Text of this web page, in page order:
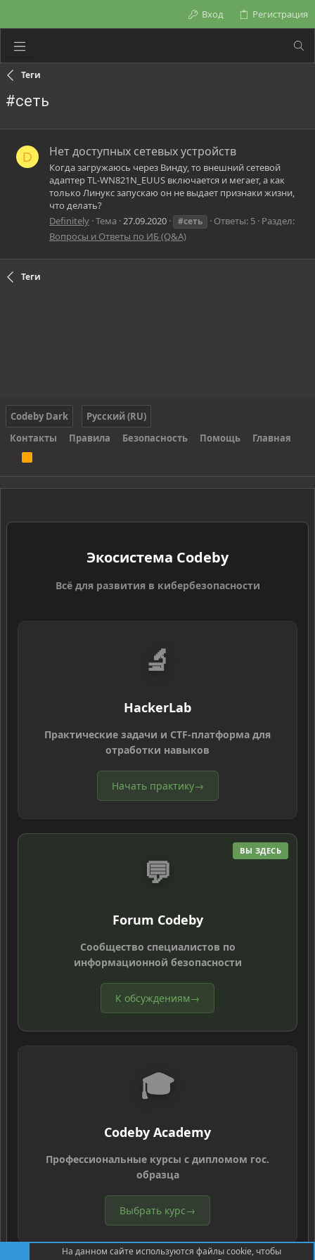
Вход Регистрация
Теги
#сеть
D Нет доступных сетевых устройств
Когда загружаюсь через Винду, то внешний сетевой
адаптер TL-WN821N_EUUS включается и мегает, а как
только Линукс запускаю он не выдает признаки жизни,
что делать?
Definitely Тема 27.09.2020 #сеть Ответы: 5 Раздел:
Вопросы и Ответы по ИБ (Q&A)
Теги
Codeby Dark
Русский (RU)
Контакты
Правила Безопасность Помощь Главная
S
Экосистема Codeby
Всё для развития в кибербезопасности
🔬
HackerLab
Практические задачи и CTF-платформа для
отработки навыков
Начать практику→
ВЫ ЗДЕСЬ
💬
Forum Codeby
Сообщество специалистов по
информационной безопасности
К обсуждениям→
🎓
Codeby Academy
Профессиональные курсы с дипломом гос.
образца
Выбрать курс→
На данном сайте используются файлы cookie, чтобы